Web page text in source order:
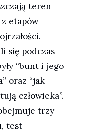
teren
z etapów
się podczas
“bunt i jego
oraz “jak
człowieka”.
trzy
test